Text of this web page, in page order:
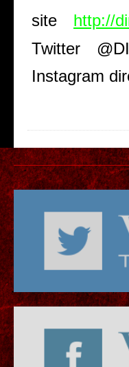
site
http://
Twitter
Instagram